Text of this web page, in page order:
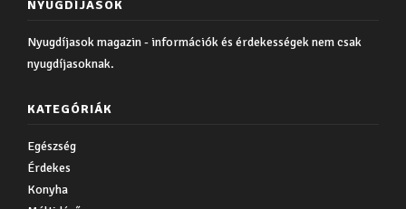
NYUGDÍJASOK
Nyugdíjasok magazin - információk és érdekességek nem csak
nyugdíjasoknak.
KATEGÓRIÁK
Egészség
Érdekes
Konyha